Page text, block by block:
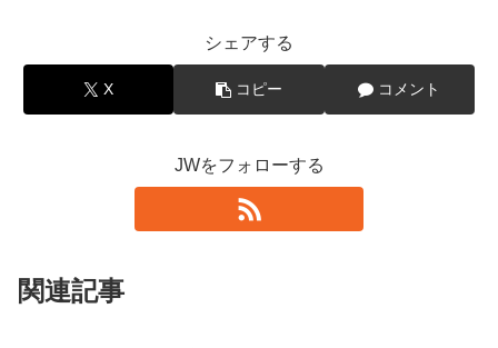
シェアする
X コピー コメント
JWをフォローする
関連記事